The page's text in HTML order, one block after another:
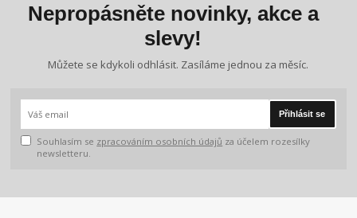
Nepropásněte novinky, akce a
slevy!
Můžete se kdykoli odhlásit. Zasíláme jednou za měsíc.
Přihlásit se
Souhlasím se zpracováním osobních údajů za účelem rozesílky
newsletteru.